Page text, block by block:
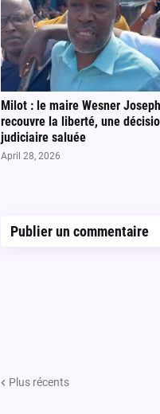
Milot : le maire Wesner Joseph
recouvre la liberté, une
judiciaire saluée
April 28, 2026
Publier un commentaire
Plus récents